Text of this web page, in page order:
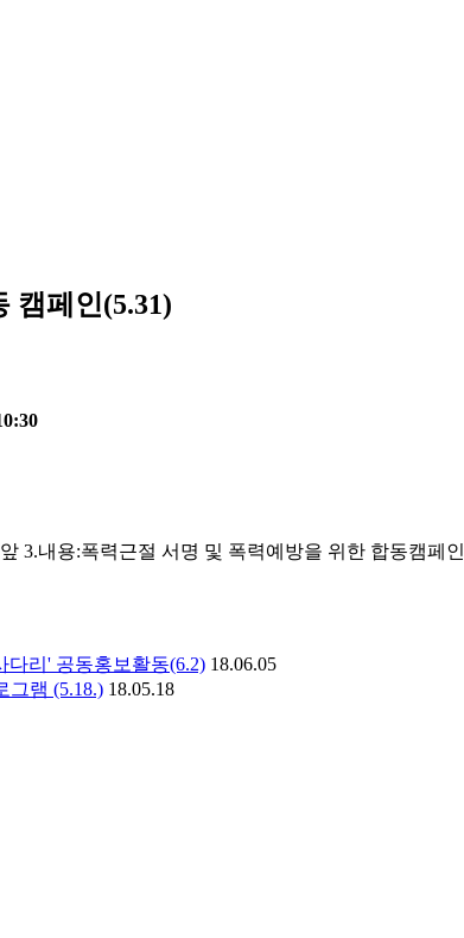
캠페인(5.31)
3.내용:폭력근절 서명 및 폭력예방을 위한 합동캠페인
다리' 공동홍보활동(6.2) 18.06.05
그램 (5.18.) 18.05.18